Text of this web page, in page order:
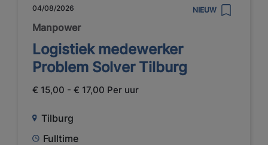
04/08/2026 NIEUW
Manpower
Logistiek medewerker
Problem Solver Tilburg
€ 15,00 - € 17,00 Per uur
Tilburg
Fulltime